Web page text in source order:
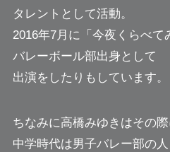
タレントとして活動。
2016年7月に「今夜くらべて
バレーボール部出身として
出演をしたりもしています。
ちなみに高橋みゆきはその
中学時代は男子バレー部の人